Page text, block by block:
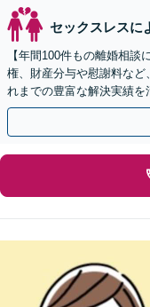
セックスレスに
【年間100件もの離婚相
権、財産分与や慰謝料な
れまでの豊富な解決実績
男女問題の初回相談無料